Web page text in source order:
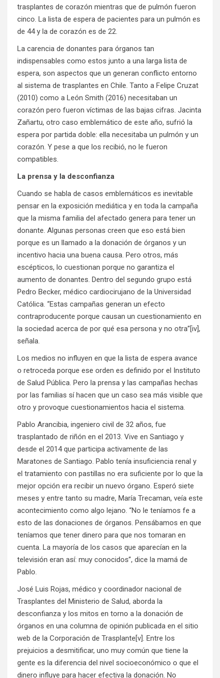
trasplantes de corazón mientras que de pulmón fueron
cinco. La lista de espera de pacientes para un pulmón es
de 44 y la de corazón es de 22.
La carencia de donantes para órganos tan
indispensables como estos junto a una larga lista de
espera, son aspectos que un generan conflicto entorno
al sistema de trasplantes en Chile. Tanto a Felipe Cruzat
(2010) como a León Smith (2016) necesitaban un
corazón pero fueron víctimas de las bajas cifras. Jacinta
Zañartu, otro caso emblemático de este año, sufrió la
espera por partida doble: ella necesitaba un pulmón y un
corazón. Y pese a que los recibió, no le fueron
compatibles.
La prensa y la desconfianza
Cuando se habla de casos emblemáticos es inevitable
pensar en la exposición mediática y en toda la campaña
que la misma familia del afectado genera para tener un
donante. Algunas personas creen que eso está bien
porque es un llamado a la donación de órganos y un
incentivo hacia una buena causa. Pero otros, más
escépticos, lo cuestionan porque no garantiza el
aumento de donantes. Dentro del segundo grupo está
Pedro Becker, médico cardiocirujano de la Universidad
Católica. “Estas campañas generan un efecto
contraproducente porque causan un cuestionamiento en
la sociedad acerca de por qué esa persona y no otra”[iv],
señala.
Los medios no influyen en que la lista de espera avance
o retroceda porque ese orden es definido por el Instituto
de Salud Pública. Pero la prensa y las campañas hechas
por las familias sí hacen que un caso sea más visible que
otro y provoque cuestionamientos hacia el sistema.
Pablo Arancibia, ingeniero civil de 32 años, fue
trasplantado de riñón en el 2013. Vive en Santiago y
desde el 2014 que participa activamente de las
Maratones de Santiago. Pablo tenía insuficiencia renal y
el tratamiento con pastillas no era suficiente por lo que la
mejor opción era recibir un nuevo órgano. Esperó siete
meses y entre tanto su madre, María Trecaman, veía este
acontecimiento como algo lejano. “No le teníamos fe a
esto de las donaciones de órganos. Pensábamos en que
teníamos que tener dinero para que nos tomaran en
cuenta. La mayoría de los casos que aparecían en la
televisión eran así: muy conocidos”, dice la mamá de
Pablo.
José Luis Rojas, médico y coordinador nacional de
Trasplantes del Ministerio de Salud, aborda la
desconfianza y los mitos en torno a la donación de
órganos en una columna de opinión publicada en el sitio
web de la Corporación de Trasplante[v]. Entre los
prejuicios a desmitificar, uno muy común que tiene la
gente es la diferencia del nivel socioeconómico o que el
dinero influye para hacer efectiva la donación. No